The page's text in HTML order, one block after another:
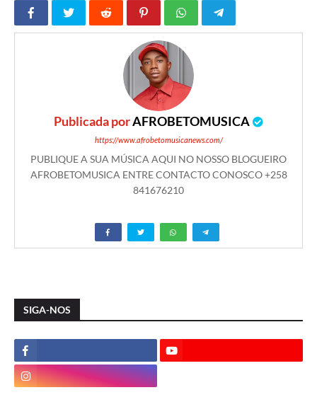
Publicada porAFROBETOMUSICA
https://www.afrobetomusicanews.com/
PUBLIQUE A SUA MÚSICA AQUI NO NOSSO BLOGUEIRO
AFROBETOMUSICA ENTRE CONTACTO CONOSCO +258
841676210
SIGA-NOS